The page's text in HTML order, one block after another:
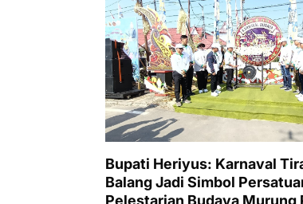
Bupati Heriyus: Karnaval
Balang Jadi Simbol
Pelestarian Budaya Murung